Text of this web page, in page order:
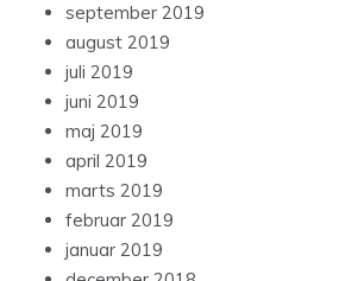
september 2019
august 2019
juli 2019
juni 2019
maj 2019
april 2019
marts 2019
februar 2019
januar 2019